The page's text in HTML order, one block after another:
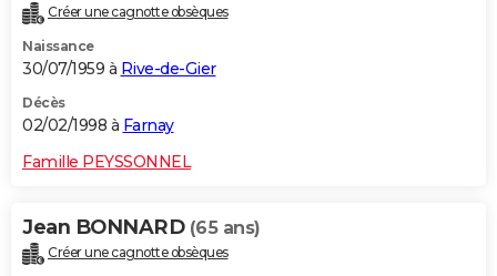
Créer une cagnotte obsèques
Naissance
30/07/1959 à Rive-de-Gier
Décès
02/02/1998 à Farnay
Famille PEYSSONNEL
Jean BONNARD (65 ans)
Créer une cagnotte obsèques